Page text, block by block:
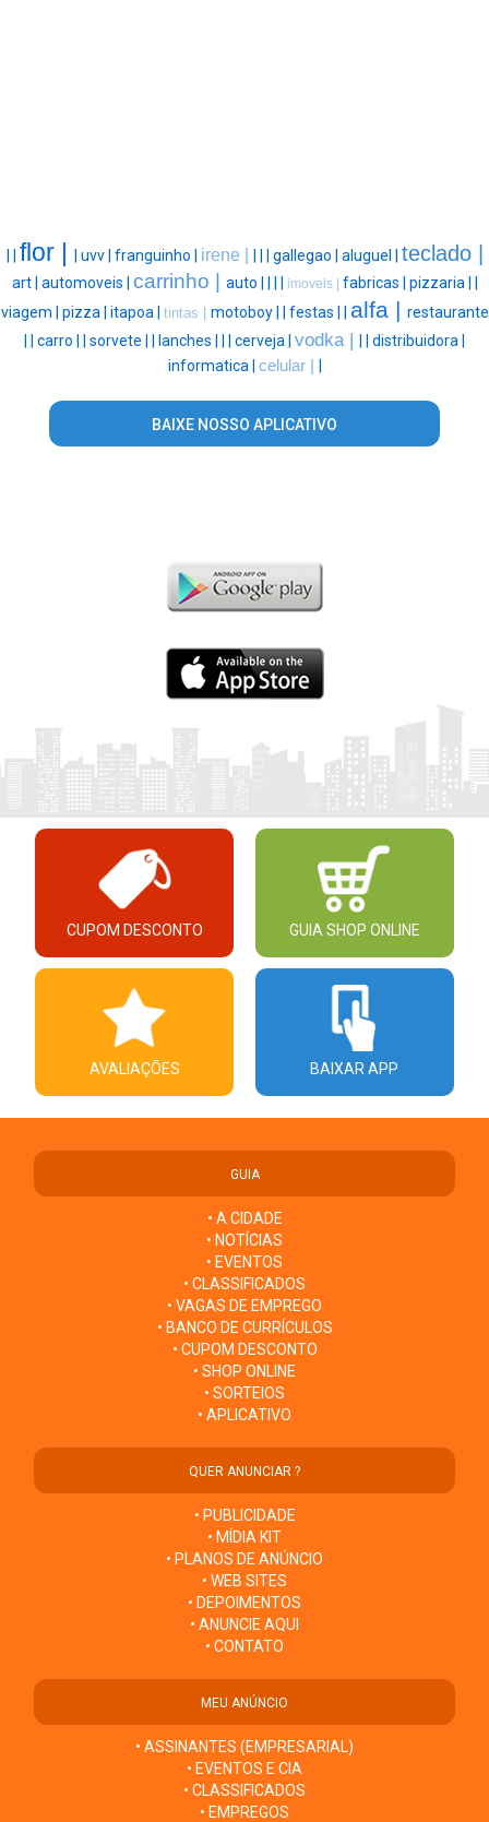
flor | uvv | franguinho | irene | gallegao | aluguel | teclado |
art | automoveis | carrinho | auto | imoveis | fabricas | pizzaria |
viagem | pizza | itapoa | tintas | motoboy | festas | alfa | restaurante
carro | sorvete | lanches | cerveja | vodka |
distribuidora |
informatica | celular |
BAIXE NOSSO APLICATIVO
CUPOM DESCONTO GUIA SHOP ONLINE
AVALIAÇÕES BAIXAR APP
GUIA
• A CIDADE
• NOTÍCIAS
• EVENTOS
• CLASSIFICADOS
• VAGAS DE EMPREGO
• BANCO DE CURRÍCULOS
• CUPOM DESCONTO
• SHOP ONLINE
• SORTEIOS
• APLICATIVO
QUER ANUNCIAR ?
• PUBLICIDADE
• MÍDIA KIT
• PLANOS DE ANÚNCIO
• WEB SITES
• DEPOIMENTOS
• ANUNCIE AQUI
• CONTATO
MEU ANÚNCIO
• ASSINANTES (EMPRESARIAL)
• EVENTOS E CIA
• CLASSIFICADOS
• EMPREGOS